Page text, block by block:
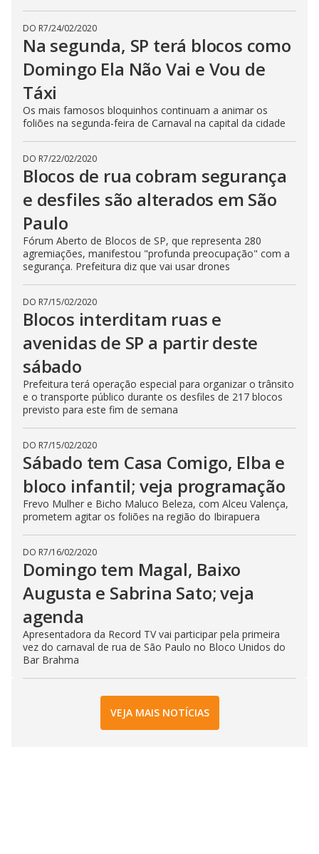
DO R7/24/02/2020
Na segunda, SP terá blocos como
Domingo Ela Não Vai e Vou de
Táxi
Os mais famosos bloquinhos continuam a animar os
foliões na segunda-feira de Carnaval na capital da cidade
DO R7/22/02/2020
Blocos de rua cobram segurança
e desfiles são alterados em São
Paulo
Fórum Aberto de Blocos de SP, que representa 280
agremiações, manifestou "profunda preocupação" com a
segurança. Prefeitura diz que vai usar drones
DO R7/15/02/2020
Blocos interditam ruas e
avenidas de SP a partir deste
sábado
Prefeitura terá operação especial para organizar o trânsito
e o transporte público durante os desfiles de 217 blocos
previsto para este fim de semana
DO R7/15/02/2020
Sábado tem Casa Comigo, Elba e
bloco infantil; veja programação
Frevo Mulher e Bicho Maluco Beleza, com Alceu Valença,
prometem agitar os foliões na região do Ibirapuera
DO R7/16/02/2020
Domingo tem Magal, Baixo
Augusta e Sabrina Sato; veja
agenda
Apresentadora da Record TV vai participar pela primeira
vez do carnaval de rua de São Paulo no Bloco Unidos do
Bar Brahma
VEJA MAIS NOTÍCIAS